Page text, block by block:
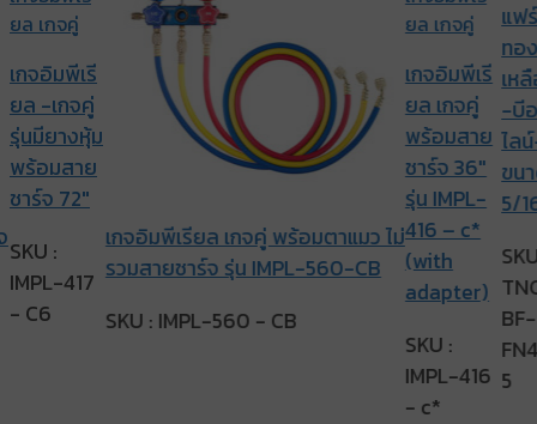
เกจอิมพีเรี
ยล -เกจคู่
รุ่นมียางหุ้ม
พร้อมสาย
ชาร์จ 72″
SKU :
IMPL-417
- C6
เกจอิมพีเรียล เกจคู่ พร้อมตาแมว ไม่
รวมสายชาร์จ รุ่น IMPL-560-CB
SKU : IMPL-560 - CB
เกจอิมพีเรี
ยล เกจคู่
พร้อมสาย
ชาร์จ 36″
รุ่น IMPL-
416 – c*
(with
adapter)
SKU :
IMPL-416
- c*
แฟ
ทอง
เห
-บี
ไล
ขน
5/
BF-
5